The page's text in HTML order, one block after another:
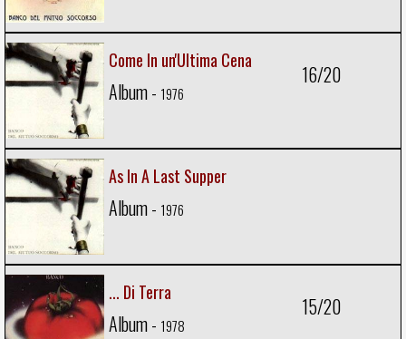
Come In un'Ultima Cena
Album - 1976
16/20
As In A Last Supper
Album - 1976
... Di Terra
Album - 1978
15/20